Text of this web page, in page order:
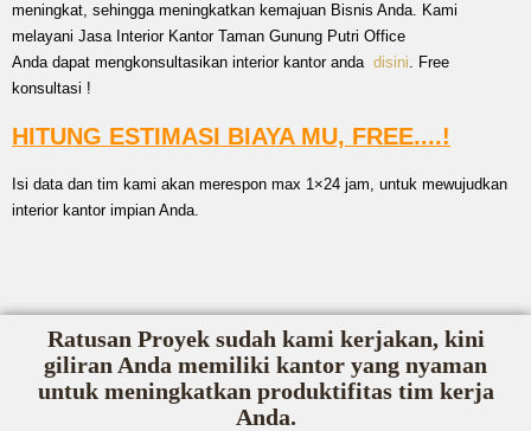
meningkat, sehingga meningkatkan kemajuan Bisnis Anda. Kami
melayani Jasa Interior Kantor Taman Gunung Putri Office
Anda dapat mengkonsultasikan interior kantor anda disini. Free
konsultasi !
HITUNG ESTIMASI BIAYA MU, FREE....!
Isi data dan tim kami akan merespon max 1×24 jam, untuk mewujudkan
interior kantor impian Anda.
Ratusan Proyek sudah kami kerjakan, kini
giliran Anda memiliki kantor yang nyaman
untuk meningkatkan produktifitas tim kerja
Anda.